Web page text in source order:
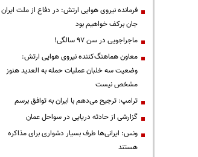
فرمانده نیروی هوایی ارتش: در دفاع از ملت ایران
جان برکف خواهیم بود
ماجراجویی در سن ۹۷ سالگی!
معاون هماهنگ‌کننده نیروی هوایی ارتش:
وضعیت سه خلبان عملیات حمله به العدید هنوز
مشخص نیست
ترامپ: ترجیح می‌دهم با ایران به توافق برسم
گزارشی از حادثه دریایی در سواحل عمان
ونس: ایرانی‌ها طرف بسیار دشواری برای مذاکره
هستند